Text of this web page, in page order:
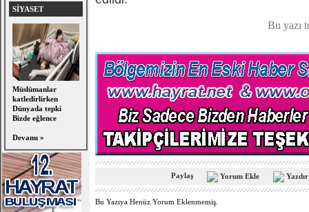
SİYASET
Müslümanlar
katledirlirken
Dünyada tepki
Bizde eğlence
Devamı »
Bu yazı
Paylaş Yorum Ekle Yazdır
Bu Yazıya Henüz Yorum Eklenmemiş.